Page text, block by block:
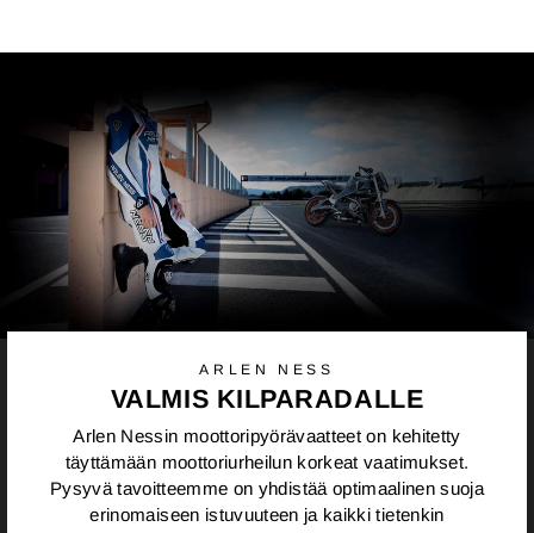
ARLEN NESS
VALMIS KILPARADALLE
Arlen Nessin moottoripyörävaatteet on kehitetty
täyttämään moottoriurheilun korkeat vaatimukset.
Pysyvä tavoitteemme on yhdistää optimaalinen suoja
erinomaiseen istuvuuteen ja kaikki tietenkin